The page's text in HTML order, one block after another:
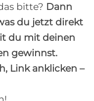
bitte? Dann
du jetzt direkt
du mit deinen
gewinnst.
Link anklicken –